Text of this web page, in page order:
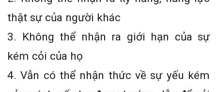
thật sự của người khác
3. Không thể nhận ra giới hạn của sự
kém cỏi của họ
4. Vẫn có thể nhận thức về sự yếu kém